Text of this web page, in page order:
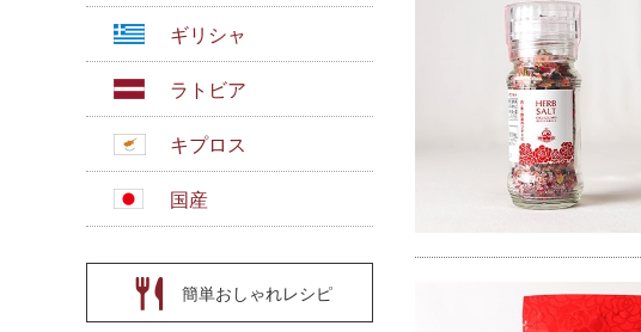
ギリシャ
ラトビア
キプロス
国産
簡単おしゃれレシピ